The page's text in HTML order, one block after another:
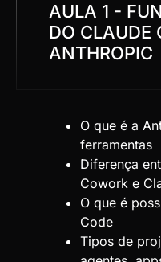
AULA 1 -
DO CLAUDE
ANTHROPIC
O que é a
ferramentas
Diferença
Cowork e
O que é
Code
Tipos de